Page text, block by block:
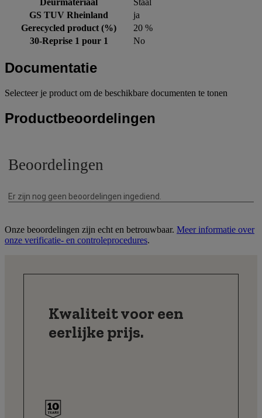
Deurmateriaal
Staal
GS TUV Rheinland
ja
Gerecycled product (%)
20 %
30-Reprise 1 pour 1
No
Documentatie
Selecteer je product om de beschikbare documenten te tonen
Productbeoordelingen
Onze beoordelingen zijn echt en betrouwbaar. Meer informatie over
onze verificatie- en controleprocedures.
Kwaliteit voor een
eerlijke prijs.